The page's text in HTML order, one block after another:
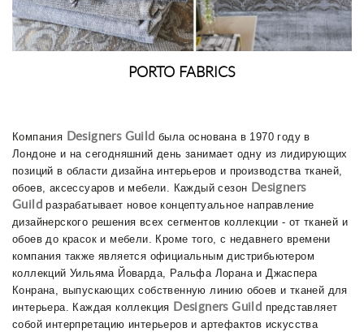
PORTO FABRICS
Компания Designers Guild была основана в 1970 году в
Лондоне и на сегодняшний день занимает одну из лидирующих
позиций в области дизайна интерьеров и производства тканей,
обоев, аксессуаров и мебели. Каждый сезон Designers
Guildразрабатывает новое концептуальное направление
дизайнерского решения всех сегментов коллекции - от тканей и
обоев до красок и мебели. Кроме того, с недавнего времени
компания также является официальным дистрибьютером
коллекций Уильяма Йоварда, Ральфа Лорана и Джаспера
Конрана, выпускающих собственную линию обоев и тканей для
интерьера. Каждая коллекция Designers Guild представляет
собой интерпретацию интерьеров и артефактов искусства